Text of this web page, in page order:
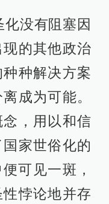
没有阻塞因
的其他政治
种解决方案
成为可能。
，用以和信
家世俗化的
可见一斑，
悖论地并存